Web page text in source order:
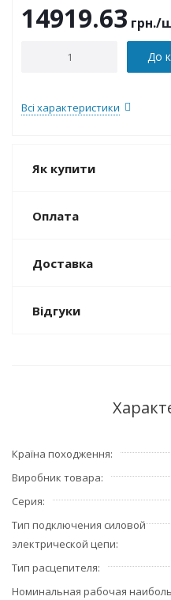
14919.63 грн./
До
Всі характеристики
Як купити
Оплата
Доставка
Відгуки
Країна походження
Виробник товара
Серия
Тип подключения силовой
электрической цепи
Тип расцепителя
Номинальная рабочая